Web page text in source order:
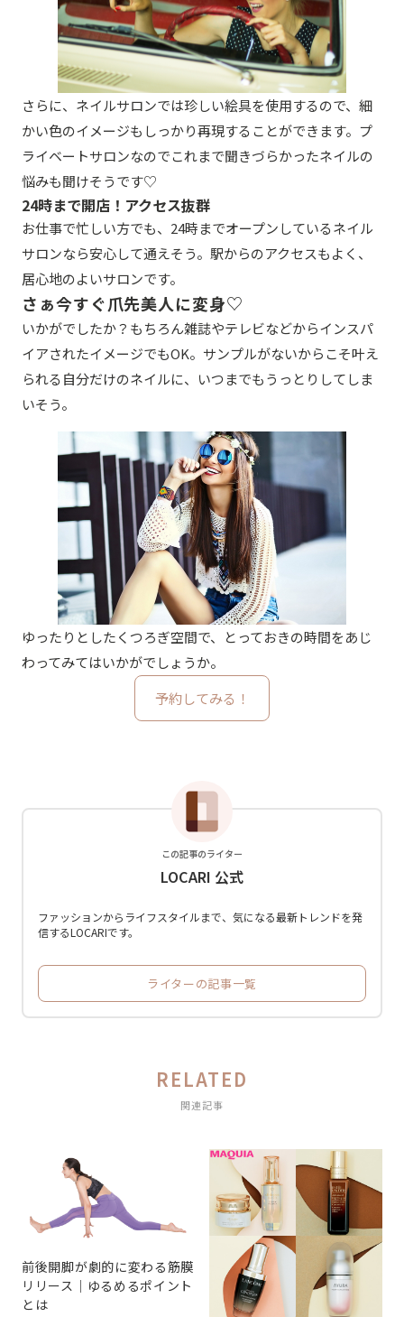
さらに、ネイルサロンでは珍しい絵具を使用するので、細
かい色のイメージもしっかり再現することができます。プ
ライベートサロンなのでこれまで聞きづらかったネイルの
悩みも聞けそうです♡
24時まで開店！アクセス抜群
お仕事で忙しい方でも、24時までオープンしているネイル
サロンなら安心して通えそう。駅からのアクセスもよく、
居心地のよいサロンです。
さぁ今すぐ爪先美人に変身♡
いかがでしたか？もちろん雑誌やテレビなどからインスパ
イアされたイメージでもOK。サンプルがないからこそ叶え
られる自分だけのネイルに、いつまでもうっとりしてしま
いそう。
ゆったりとしたくつろぎ空間で、とっておきの時間をあじ
わってみてはいかがでしょうか。
予約してみる！
この記事のライター
LOCARI 公式
ファッションからライフスタイルまで、気になる最新トレンドを発
信するLOCARIです。
ライターの記事一覧
RELATED
関連記事
前後開脚が劇的に変わる筋膜
リリース｜ゆるめるポイント
とは